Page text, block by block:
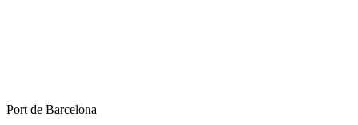
Port de Barcelona